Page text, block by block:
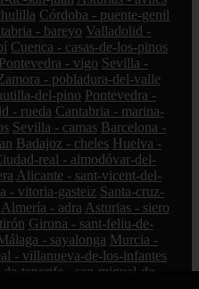
Córdoba - puente-genil
- bareyo Valladolid -
Cuenca - casas-de-los-pinos
Pontevedra - vigo Sevilla -
- pobladura-del-valle
del-pino Pontevedra -
- rueda Cantabria - marina-
Sevilla - camas Barcelona -
Badajoz - cheles Huelva -
real - almodóvar-del-
Alicante - sant-vicent-del-
- vitoria-gasteiz Santa-cruz-
Almería - adra Asturias - siero
Girona - sant-feliu-de-
- sayalonga Murcia -
- villanueva-de-los-infantes
tenerife - san-miguel-de-